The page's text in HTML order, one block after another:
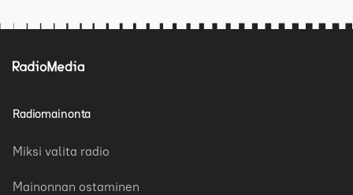
Radiomainonta
Miksi valita radio
Mainonnan ostaminen